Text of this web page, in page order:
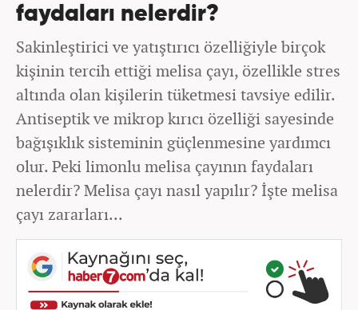
faydaları nelerdir?
Sakinleştirici ve yatıştırıcı özelliğiyle birçok
kişinin tercih ettiği melisa çayı, özellikle stres
altında olan kişilerin tüketmesi tavsiye edilir.
Antiseptik ve mikrop kırıcı özelliği sayesinde
bağışıklık sisteminin güçlenmesine yardımcı
olur. Peki limonlu melisa çayının faydaları
nelerdir? Melisa çayı nasıl yapılır? İşte melisa
çayı zararları...